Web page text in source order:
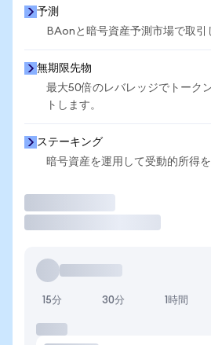
予測
BAonと暗号資産予測市場で取引
無期限先物
最大50倍のレバレッジでトーク
トします。
ステーキング
暗号資産を運用して受動的所得を
15分 30分 1時間